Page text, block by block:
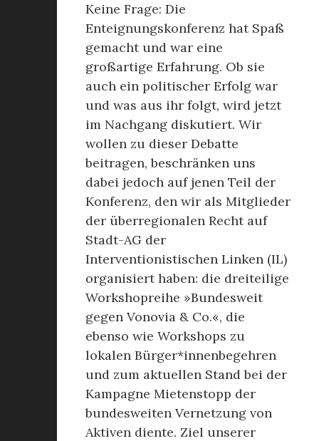
Keine Frage: Die
Enteignungskonferenz hat Spaß
gemacht und war eine
großartige Erfahrung. Ob sie
auch ein politischer Erfolg war
und was aus ihr folgt, wird jetzt
im Nachgang diskutiert. Wir
wollen zu dieser Debatte
beitragen, beschränken uns
dabei jedoch auf jenen Teil der
Konferenz, den wir als Mitglieder
der überregionalen Recht auf
Stadt-AG der
Interventionistischen Linken (IL)
organisiert haben: die dreiteilige
Workshopreihe »Bundesweit
gegen Vonovia & Co.«, die
ebenso wie Workshops zu
lokalen Bürger*innenbegehren
und zum aktuellen Stand bei der
Kampagne Mietenstopp der
bundesweiten Vernetzung von
Aktiven diente. Ziel unserer